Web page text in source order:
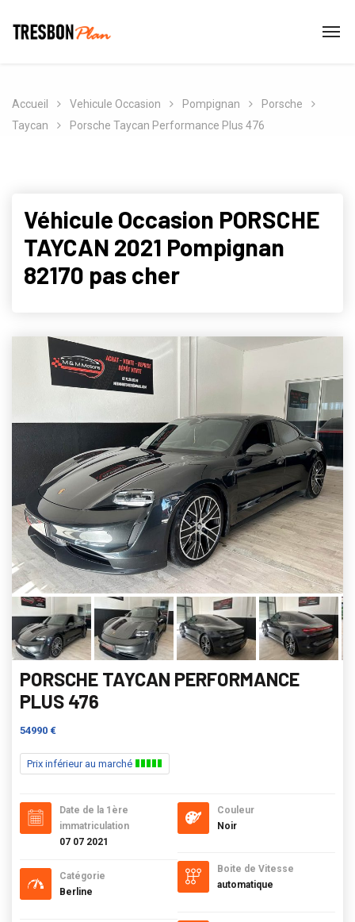
Accueil Vehicule Occasion Pompignan
Porsche
Taycan
Porsche Taycan Performance Plus 476
Véhicule Occasion PORSCHE
TAYCAN 2021 Pompignan
82170 pas cher
PORSCHE TAYCAN PERFORMANCE
PLUS 476
54990 €
Prix inférieur au marché
Date de la 1ère
immatriculation
07 07 2021
Catégorie
Berline
Couleur
Noir
Boite de Vitesse
automatique